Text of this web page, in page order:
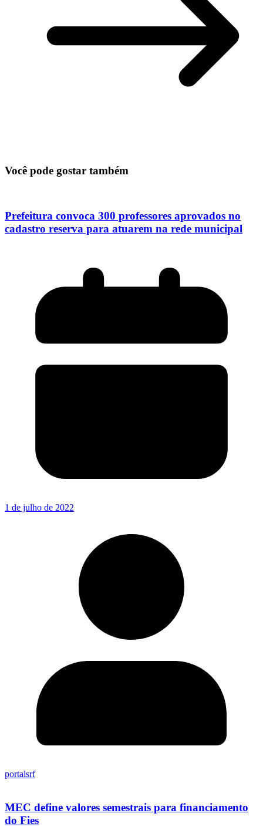
Você pode gostar também
Prefeitura convoca 300 professores aprovados no
cadastro reserva para atuarem na rede municipal
1 de julho de 2022
portalsrf
MEC define valores semestrais para financiamento
do Fies